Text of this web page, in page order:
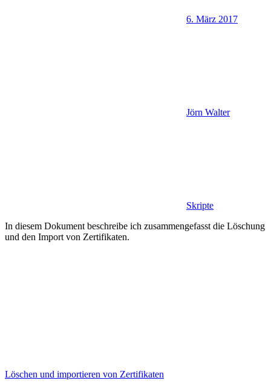
6. März 2017
Jörn Walter
Skripte
In diesem Dokument beschreibe ich zusammengefasst die Löschung
und den Import von Zertifikaten.
Löschen und importieren von Zertifikaten